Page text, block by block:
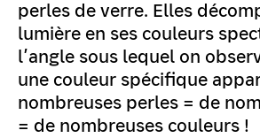
perles de verre. Elles
lumière en ses couleurs
l’angle sous lequel on
une couleur spécifique
nombreuses perles = de
= de nombreuses couleurs !